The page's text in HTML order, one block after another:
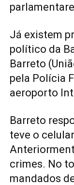
Já existem
político da
Barreto
pela Polícia
aeroporto
Barreto
teve o
crimes. No
mandados